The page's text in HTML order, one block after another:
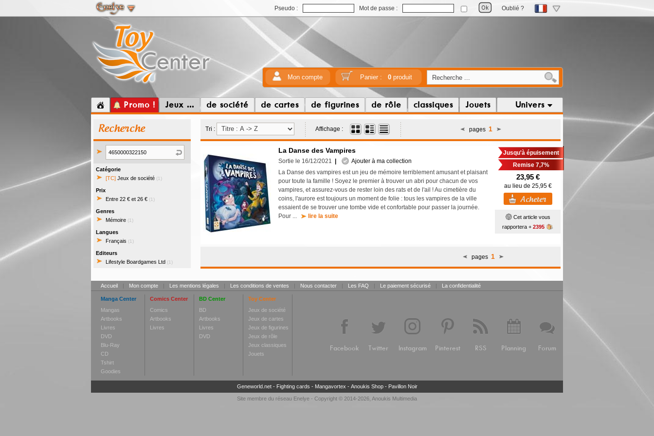
Pseudo : Mot de passe : Oublié ?
Mon compte Panier : 0produit
Promo ! Jeux ... de société de cartes de figurines de rôle classiques Jouets Univers
Recherche
Catégorie
[TC] Jeux de société (1)
Prix
Entre 22 € et 26 € (1)
Genres
Mémoire (1)
Langues
Français (1)
Editeurs
Lifestyle Boardgames Ltd (1)
Tri : Affichage : pages 1
La Danse des Vampires
Sortie le 16/12/2021
Ajouter à ma collection
La Danse des vampires est un jeu de mémoire terriblement amusant et plaisant
pour toute la famille ! Soyez le premier à trouver un abri pour chacun de vos
vampires, et assurez-vous de rester loin des rats et de l'ail ! Au cimetière du
coins, l'aurore est toujours un moment de folie : tous les vampires de la ville
essaient de se trouver une tombe vide et confortable pour passer la journée.
Pour ...
lire la suite
Jusqu'à épuisement
Remise 7,7%
23,95 €
au lieu de 25,95 €
Cet article vous
rapportera + 2395
pages 1
Accueil | Mon compte | Les mentions légales | Les conditions de ventes | Nous contacter | Les FAQ | Le paiement sécurisé | La confidentialité
Manga Center
Mangas
Artbooks
Livres
DVD
Blu-Ray
CD
Tshirt
Goodies
Comics Center
Comics
Artbooks
Livres
BD Center
BD
Artbooks
Livres
DVD
Toy Center
Jeux de société
Jeux de cartes
Jeux de figurines
Jeux de rôle
Jeux classiques
Jouets
Facebook Twitter Instagram Pinterest RSS Planning Forum
Geneworld.net- Fighting cards - Mangavortex - Anoukis Shop- Pavillon Noir
Site membre du réseau Enelye - Copyright © 2014-2026, Anoukis Multimedia